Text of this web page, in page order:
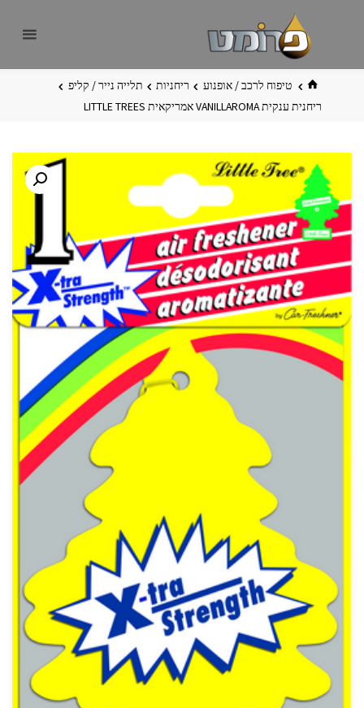
בית טיפוח לרכב / אופנוע ריחניות
תלייה נייר / קליפ
ריחנית ענקית VANILLAROMA אמריקאית LITTLE TREES